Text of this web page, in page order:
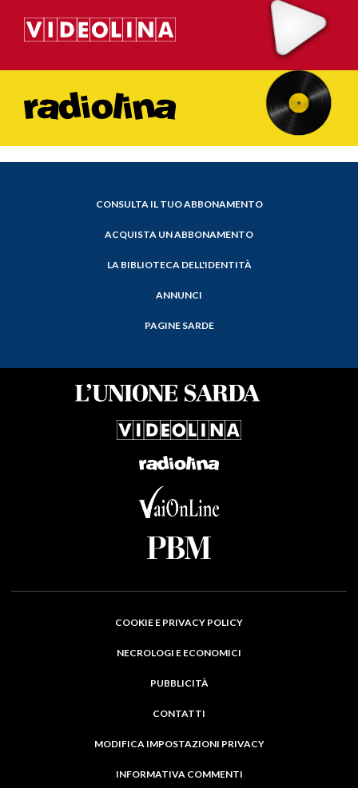
CONSULTA IL TUO ABBONAMENTO
ACQUISTA UN ABBONAMENTO
LA BIBLIOTECA DELL'IDENTITÀ
ANNUNCI
PAGINE SARDE
COOKIE E PRIVACY POLICY
NECROLOGI E ECONOMICI
PUBBLICITÀ
CONTATTI
MODIFICA IMPOSTAZIONI PRIVACY
INFORMATIVA COMMENTI